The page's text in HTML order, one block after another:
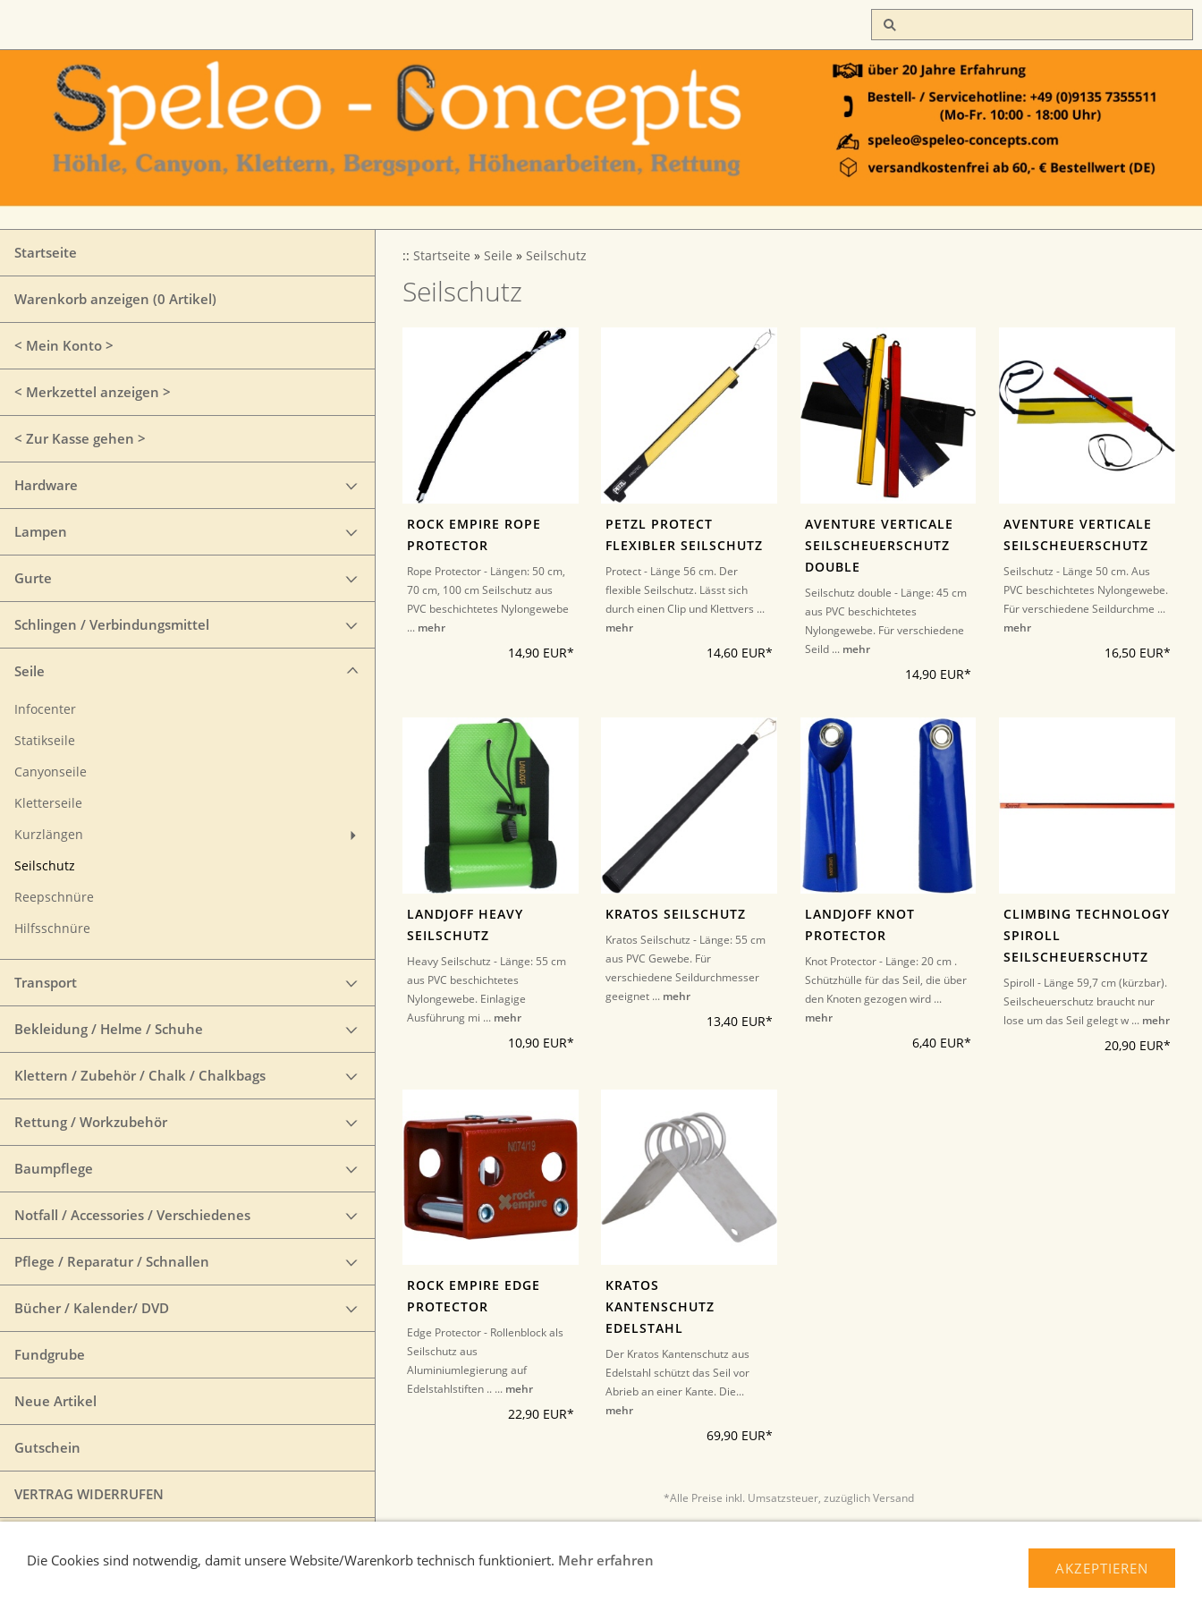
Startseite
Warenkorb anzeigen (0 Artikel)
< Mein Konto >
< Merkzettel anzeigen >
< Zur Kasse gehen >
Hardware
Lampen
Gurte
Schlingen / Verbindungsmittel
Seile
Infocenter
Statikseile
Canyonseile
Kletterseile
Kurzlängen
Seilschutz
Reepschnüre
Hilfsschnüre
Transport
Bekleidung / Helme / Schuhe
Klettern / Zubehör / Chalk / Chalkbags
Rettung / Workzubehör
Baumpflege
Notfall / Accessories / Verschiedenes
Pflege / Reparatur / Schnallen
Bücher / Kalender/ DVD
Fundgrube
Neue Artikel
Gutschein
VERTRAG WIDERRUFEN
:: Startseite » Seile » Seilschutz
Seilschutz
ROCK EMPIRE ROPE
PROTECTOR
Rope Protector - Längen: 50 cm,
70 cm, 100 cm Seilschutz aus
PVC beschichtetes Nylongewebe
... mehr
14,90 EUR*
PETZL PROTECT
FLEXIBLER SEILSCHUTZ
Protect - Länge 56 cm. Der
flexible Seilschutz. Lässt sich
durch einen Clip und Klettvers ...
mehr
14,60 EUR*
AVENTURE VERTICALE
SEILSCHEUERSCHUTZ
DOUBLE
Seilschutz double - Länge: 45 cm
aus PVC beschichtetes
Nylongewebe. Für verschiedene
Seild ... mehr
14,90 EUR*
AVENTURE VERTICALE
SEILSCHEUERSCHUTZ
Seilschutz - Länge 50 cm. Aus
PVC beschichtetes Nylongewebe.
Für verschiedene Seildurchme ...
mehr
16,50 EUR*
LANDJOFF HEAVY
SEILSCHUTZ
Heavy Seilschutz - Länge: 55 cm
aus PVC beschichtetes
Nylongewebe. Einlagige
Ausführung mi ... mehr
10,90 EUR*
KRATOS SEILSCHUTZ
Kratos Seilschutz - Länge: 55 cm
aus PVC Gewebe. Für
verschiedene Seildurchmesser
geeignet ... mehr
13,40 EUR*
LANDJOFF KNOT
PROTECTOR
Knot Protector - Länge: 20 cm .
Schützhülle für das Seil, die über
den Knoten gezogen wird ...
mehr
6,40 EUR*
CLIMBING TECHNOLOGY
SPIROLL
SEILSCHEUERSCHUTZ
Spiroll - Länge 59,7 cm (kürzbar).
Seilscheuerschutz braucht nur
lose um das Seil gelegt w ... mehr
20,90 EUR*
ROCK EMPIRE EDGE
PROTECTOR
Edge Protector - Rollenblock als
Seilschutz aus
Aluminiumlegierung auf
Edelstahlstiften .. ... mehr
22,90 EUR*
KRATOS
KANTENSCHUTZ
EDELSTAHL
Der Kratos Kantenschutz aus
Edelstahl schützt das Seil vor
Abrieb an einer Kante. Die...
mehr
69,90 EUR*
*Alle Preise inkl. Umsatzsteuer, zuzüglich Versand
Haftungsausschluss Hilfe
Die Cookies sind notwendig, damit unsere Website/Warenkorb technisch funktioniert. Mehr erfahren AKZEPTIEREN